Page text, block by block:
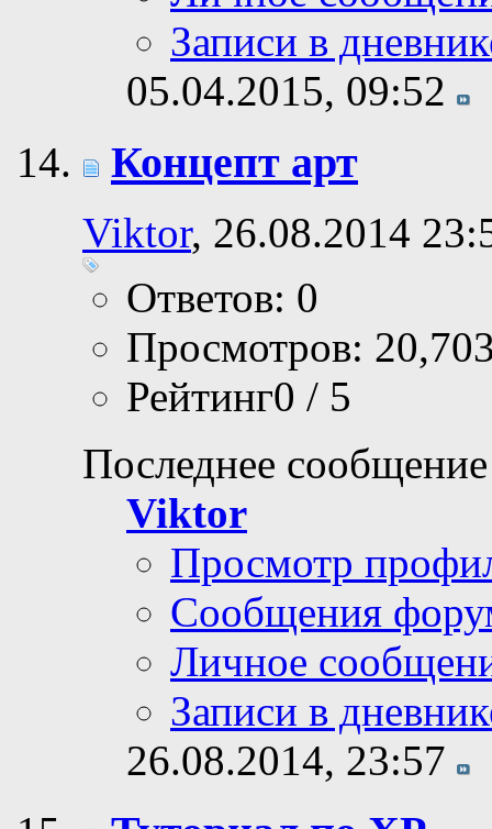
Записи в
05.04.2015, 09:52
Концепт арт
Viktor, 26.08.2014
Ответов: 0
Просмотров:
Рейтинг0 / 5
Последнее
Viktor
Просмотр
Сообщения
Личное
Записи в
26.08.2014, 23:57